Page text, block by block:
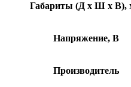
Габариты (Д х Ш х В),
Напряжение, В
Производитель